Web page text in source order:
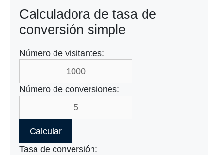
Calculadora de tasa de
conversión simple
Número de visitantes:
Número de conversiones:
Calcular
Tasa de conversión: